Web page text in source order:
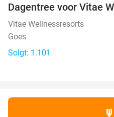
Dagentree voor Vitae
Vitae Wellnessresorts
Goes
Solgt: 1.101